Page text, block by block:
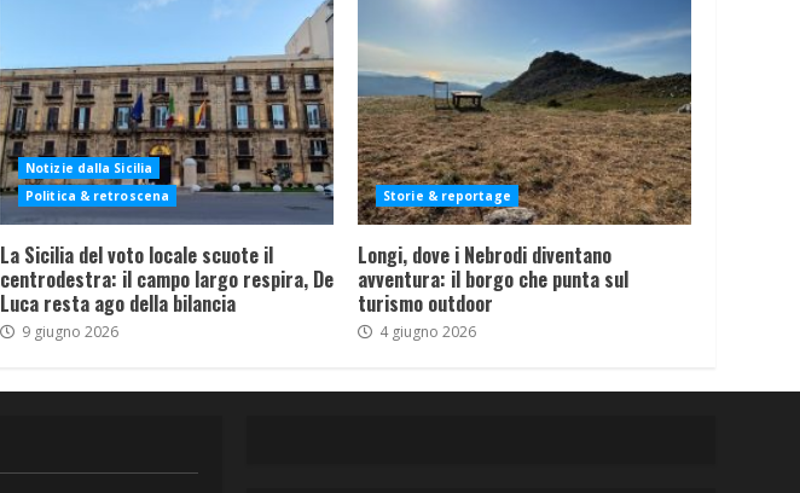
Notizie dalla Sicilia
Politica & retroscena
La Sicilia del voto locale scuote il
centrodestra: il campo largo respira, De
Luca resta ago della bilancia
9 giugno 2026
Storie & reportage
Longi, dove i Nebrodi diventano
avventura: il borgo che punta sul
turismo outdoor
4 giugno 2026